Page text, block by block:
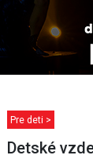
Pre deti >
Detské